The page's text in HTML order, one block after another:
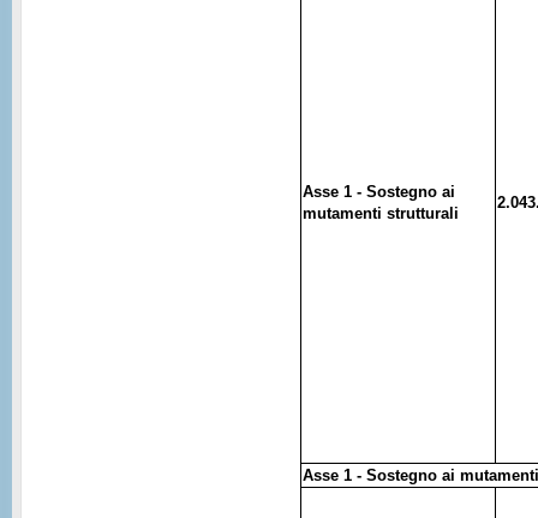
Asse 1 - Sostegno ai
mutamenti strutturali
Asse 1 - Sostegno ai